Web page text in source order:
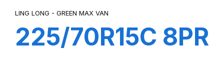
LING LONG - GREEN MAX VAN
225/70R15C 8PR